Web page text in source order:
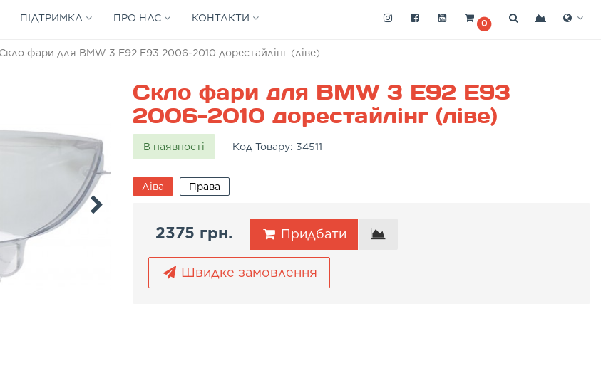
ПІДТРИМКА ПРО НАС КОНТАКТИ 0
Скло фари для BMW 3 E92 E93 2006-2010 дорестайлінг (ліве)
Скло фари для BMW 3 E92 E93
2006-2010 дорестайлінг (ліве)
В наявності Код Товару: 34511
Ліва Права
2375 грн. Придбати
Швидке замовлення